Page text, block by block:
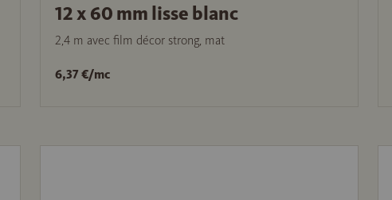
12 x 60 mm lisse blanc
2,4 m avec film décor strong, mat
6,37 €/mc